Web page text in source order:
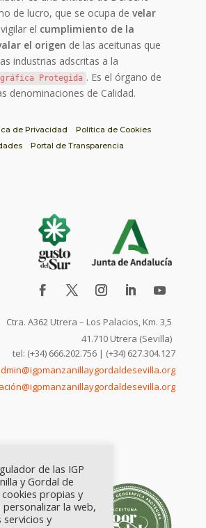
de lucro, que se ocupa develar
el cumplimiento de la
el origen de las aceitunas que
industrias adscritas a la
Protegida . Es el órgano de
denominaciones de Calidad.
de Privacidad
Política de Cookies
Portal de Transparencia
Ctra. A362 Utrera – Los Palacios, Km. 3,5
41.710 Utrera (Sevilla)
tel: (+34) 666.202.756 | (+34) 627.304.127
de las IGP
y Gordal de
propias y
la web,
servicios y